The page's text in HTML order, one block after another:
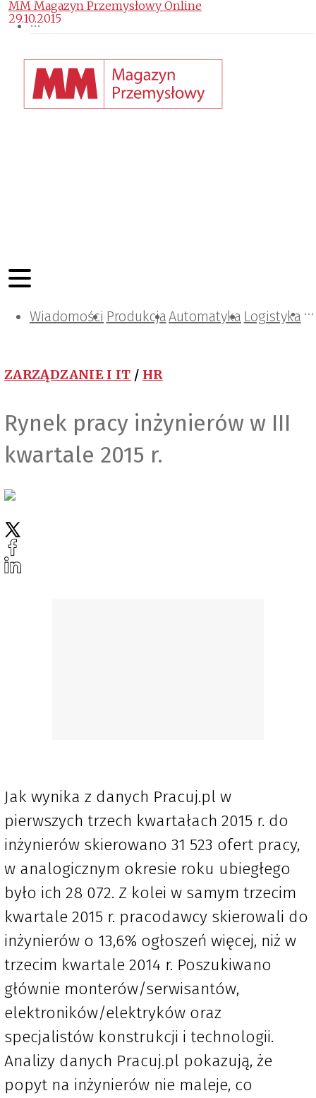
Wiadomości ProdukcjaAutomatyka Logistyka
Projektowanie i konstrukcje
Zarządzanie i IT
Tematy specjalne
ZARZĄDZANIE I IT / HR
Rynek pracy inżynierów w III
kwartale 2015 r.
MM Magazyn Przemysłowy Online
29.10.2015
Jak wynika z danych Pracuj.pl w
pierwszych trzech kwartałach 2015 r. do
inżynierów skierowano 31 523 ofert pracy,
w analogicznym okresie roku ubiegłego
było ich 28 072. Z kolei w samym trzecim
kwartale 2015 r. pracodawcy skierowali do
inżynierów o 13,6% ogłoszeń więcej, niż w
trzecim kwartale 2014 r. Poszukiwano
głównie monterów/serwisantów,
elektroników/elektryków oraz
specjalistów konstrukcji i technologii.
Analizy danych Pracuj.pl pokazują, że
popyt na inżynierów nie maleje, co